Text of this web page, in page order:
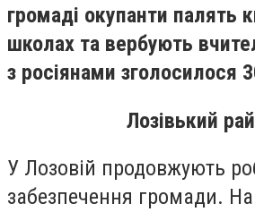
громаді окупанти палять
школах та вербують
з росіянами зголосилося
Лозівький
У Лозовій продовжують
забезпечення громади.